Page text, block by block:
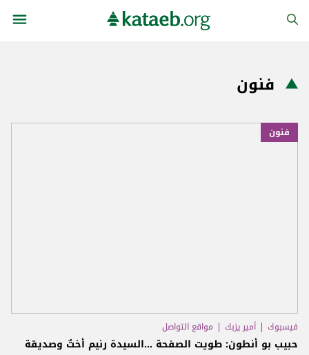
فنون
فنون
فيسبوك أمير يزبك مواقع التواصل
حبيب بو أنطون: طويت الصفحة ...السيدة رنيم أختٌ وصديقة